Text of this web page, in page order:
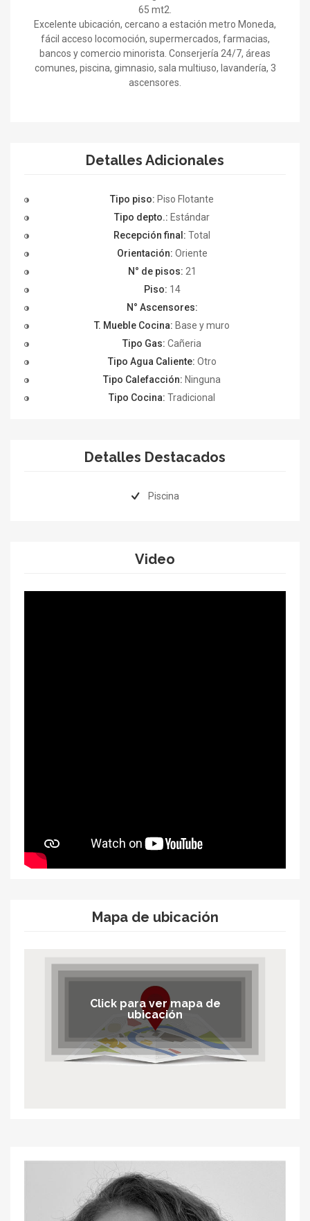
65 mt2.
Excelente ubicación, cercano a estación metro Moneda,
fácil acceso locomoción, supermercados, farmacias,
bancos y comercio minorista. Conserjería 24/7, áreas
comunes, piscina, gimnasio, sala multiuso, lavandería, 3
ascensores.
Detalles Adicionales
Tipo piso: Piso Flotante
Tipo depto.: Estándar
Recepción final: Total
Orientación: Oriente
N° de pisos: 21
Piso: 14
N° Ascensores:
T. Mueble Cocina: Base y muro
Tipo Gas: Cañeria
Tipo Agua Caliente: Otro
Tipo Calefacción: Ninguna
Tipo Cocina: Tradicional
Detalles Destacados
Piscina
Video
Mapa de ubicación
Click para ver mapa de
ubicación